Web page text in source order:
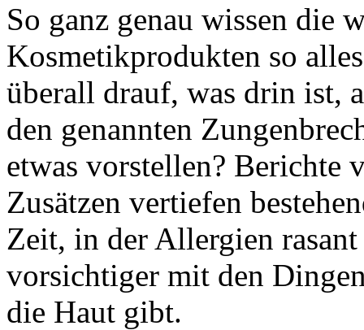
So ganz genau wissen die
Kosmetikprodukten so
überall drauf, was drin ist,
den genannten
etwas vorstellen? Berichte
Zusätzen vertiefen
Zeit, in der Allergien
vorsichtiger mit den
die Haut gibt.